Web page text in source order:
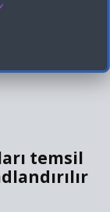
temsil